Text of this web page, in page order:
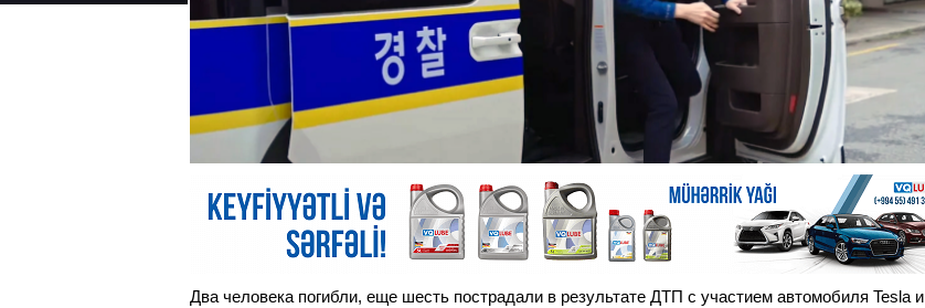
Два человека погибли, еще шесть пострадали в результате ДТП с участием автомобиля Tesla и